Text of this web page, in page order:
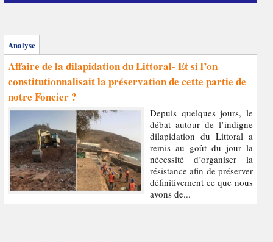
Analyse
Affaire de la dilapidation du Littoral- Et si l’on
constitutionnalisait la préservation de cette partie de
notre Foncier ?
Depuis quelques jours, le
débat autour de l’indigne
dilapidation du Littoral a
remis au goût du jour la
nécessité d’organiser la
résistance afin de préserver
définitivement ce que nous
avons de...